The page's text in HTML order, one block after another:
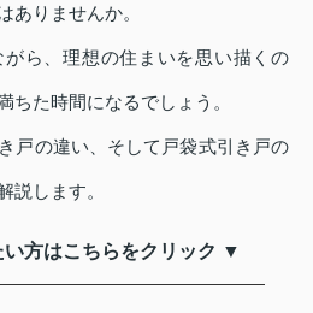
ありませんか。
ら、理想の住まいを思い描くの
ちた時間になるでしょう。
戸の違い、そして戸袋式引き戸の
説します。
方はこちらをクリック ▼